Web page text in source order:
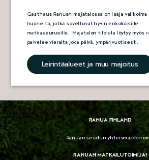
Gasthaus Ranuan majatalossa on laaja
huoneita, jotka soveltuvat hyvin erikokoisille
matkaseurueille. Majatalon tiloista löytyy myös
palvelee vieraita joka päivä, ympärivuotisesti.
Leirintäalueet ja muu majoitus
RANUA FINLAND
Ranuan seudun
RANUAN MATKAILUTOIMIJA!